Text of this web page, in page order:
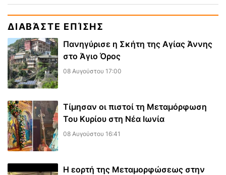
ΔΙΑΒΆΣΤΕ ΕΠΊΣΗΣ
Πανηγύρισε η Σκήτη της Αγίας Άννης
στο Άγιο Όρος
08 Αυγούστου 17:00
Τίμησαν οι πιστοί τη Μεταμόρφωση
Του Κυρίου στη Νέα Ιωνία
08 Αυγούστου 16:41
Η εορτή της Μεταμορφώσεως στην